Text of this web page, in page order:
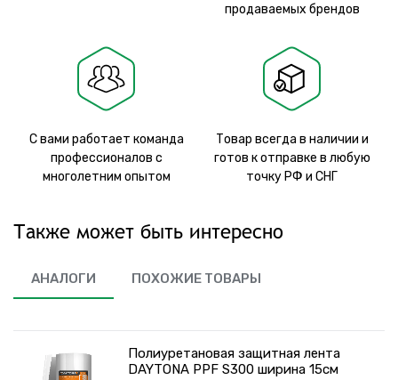
продаваемых брендов
С вами работает команда
профессионалов с
многолетним опытом
Товар всегда в наличии и
готов к отправке в любую
точку РФ и СНГ
Также может быть интересно
АНАЛОГИ ПОХОЖИЕ ТОВАРЫ
Полиуретановая защитная лента
DAYTONA PPF S300 ширина 15см